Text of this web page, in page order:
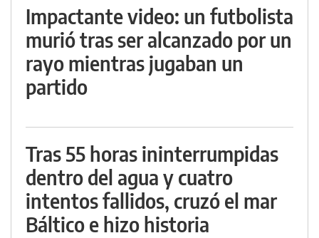
Impactante video: un futbolista
murió tras ser alcanzado por un
rayo mientras jugaban un
partido
Tras 55 horas ininterrumpidas
dentro del agua y cuatro
intentos fallidos, cruzó el mar
Báltico e hizo historia